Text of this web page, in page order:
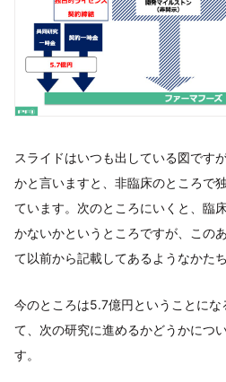
スライドはいつも出している図です
かと言いますと、非臨床のところで
ています。次のところにいくと、臨
かないかというところですが、この
て以前から記載してあるようなかた
今のところは5.7億円ということに
て、次の研究に進めるかどうかにつ
す。